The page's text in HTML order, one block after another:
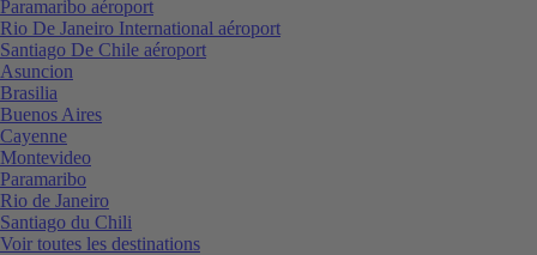
Paramaribo aéroport
Rio De Janeiro International aéroport
Santiago De Chile aéroport
Asuncion
Brasilia
Buenos Aires
Cayenne
Montevideo
Paramaribo
Rio de Janeiro
Santiago du Chili
Voir toutes les destinations